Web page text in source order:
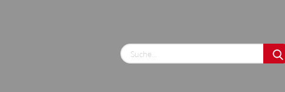
Sprache auswählen